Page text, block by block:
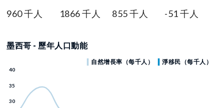
960 千人 1866 千人 855 千人 -51 千人
墨西哥 - 歷年人口動能